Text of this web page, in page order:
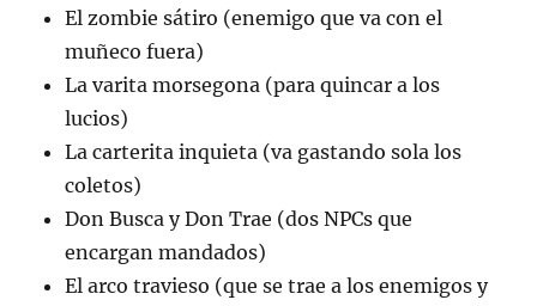
El zombie sátiro (enemigo que va con el
muñeco fuera)
La varita morsegona (para quincar a los
lucios)
La carterita inquieta (va gastando sola los
coletos)
Don Busca y Don Trae (dos NPCs que
encargan mandados)
El arco travieso (que se trae a los enemigos y